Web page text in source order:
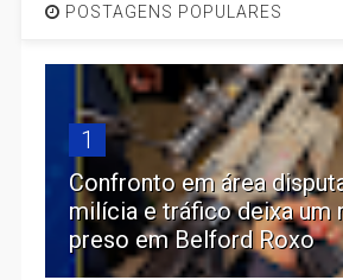
POSTAGENS POPULARES
1
Confronto em área
milícia e tráfico deixa um
preso em Belford Roxo